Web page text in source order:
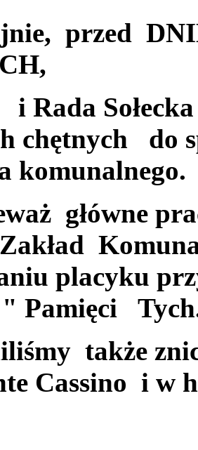
przed
i Rada
chętnych do
główne
placyku
Pamięci
także
Cassino i w